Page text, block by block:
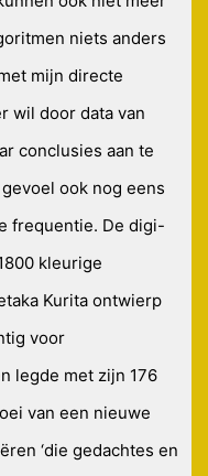
niets anders
mijn directe
wil door data van
conclusies aan te
ook nog eens
frequentie. De digi-
kleurige
Kurita ontwierp
voor
legde met zijn 176
van een nieuwe
‘die gedachtes en